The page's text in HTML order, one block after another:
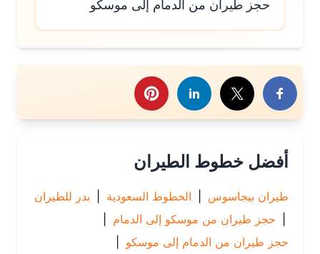
حجز طيران من الدمام إلى موسكو
هذا الموضوع
أفضل خطوط الطيران
طيران بيجاسوس | الخطوط السعودية | بدر للطيران
حجز طيران من موسكو إلى الدمام
|
حجز طيران من الدمام إلى موسكو |